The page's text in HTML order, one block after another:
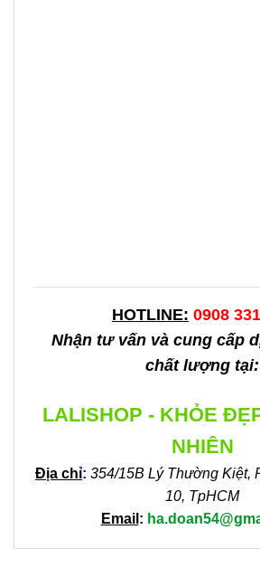
HOTLINE: 0908
Nhận tư vấn và cung cấp
chất lượng tại:
LALISHOP - KHỎE
NHIÊN
Địa chỉ: 354/15B Lý Thường Kiệt,
10, TpHCM
Email :